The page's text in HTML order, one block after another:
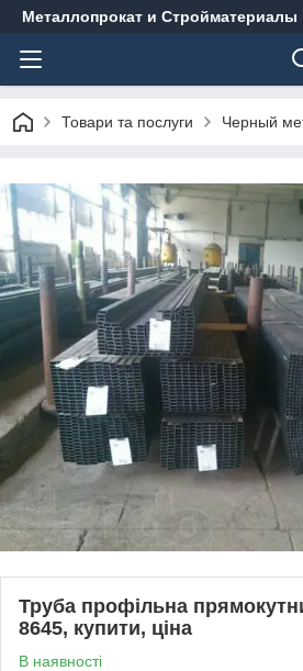
Металлопрокат и Стройматериалы
Товари та послуги Черный
Труба профільна
8645, купити, ціна
В наявності